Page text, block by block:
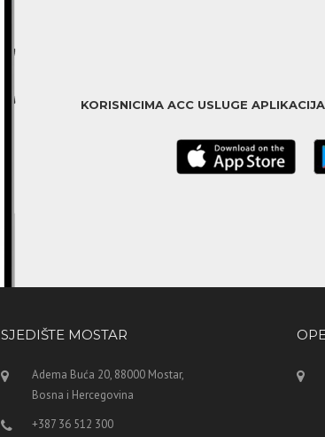
KORISNICIMA ACC USLUGE
SJEDIŠTE MOSTAR
Adema Buća 20, 88000 Mostar,
Bosna i Hercegovina
+387 36 512 300